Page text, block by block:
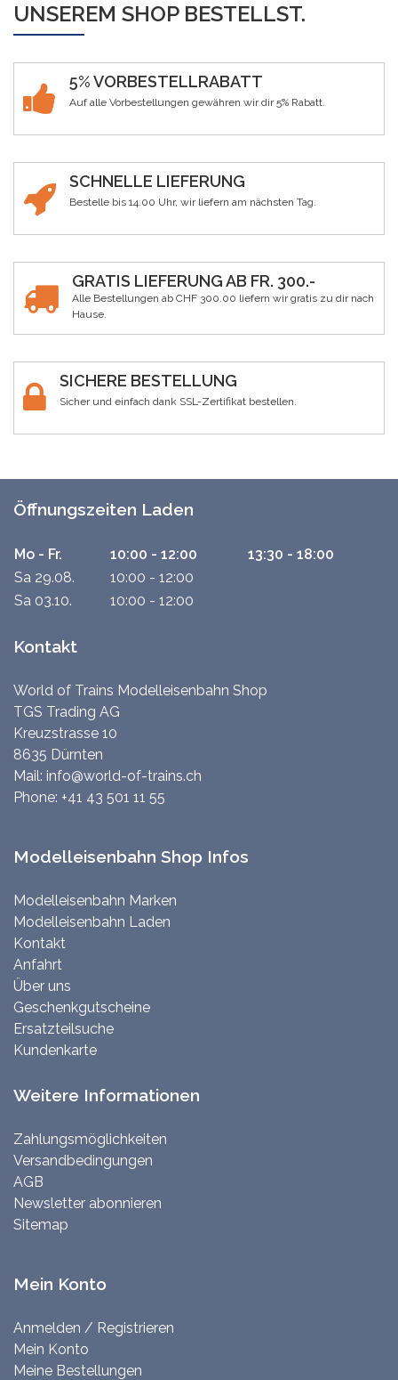
UNSEREM SHOP BESTELLST.
5% VORBESTELLRABATT
Auf alle Vorbestellungen gewähren wir dir 5% Rabatt.
SCHNELLE LIEFERUNG
Bestelle bis 14.00 Uhr, wir liefern am nächsten Tag.
GRATIS LIEFERUNG AB FR. 300.-
Alle Bestellungen ab CHF 300.00 liefern wir gratis zu dir nach
Hause.
SICHERE BESTELLUNG
Sicher und einfach dank SSL-Zertifikat bestellen.
Öffnungszeiten Laden
Mo - Fr. 10:00 - 12:00
13:30 - 18:00
Sa 29.08.
10:00 - 12:00
Sa 03.10.
10:00 - 12:00
Kontakt
World of Trains Modelleisenbahn Shop
TGS Trading AG
Kreuzstrasse 10
8635 Dürnten
Mail: info@world-of-trains.ch
Phone: +41 43 501 11 55
Modelleisenbahn Shop Infos
Modelleisenbahn Marken
Modelleisenbahn Laden
Kontakt
Anfahrt
Über uns
Geschenkgutscheine
Ersatzteilsuche
Kundenkarte
Weitere Informationen
Zahlungsmöglichkeiten
Versandbedingungen
AGB
Newsletter abonnieren
Sitemap
Mein Konto
Anmelden / Registrieren
Mein Konto
Meine Bestellungen